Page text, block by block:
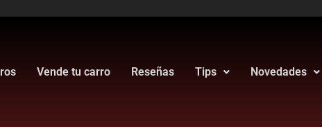
Vende tu carro Reseñas Tips Novedades